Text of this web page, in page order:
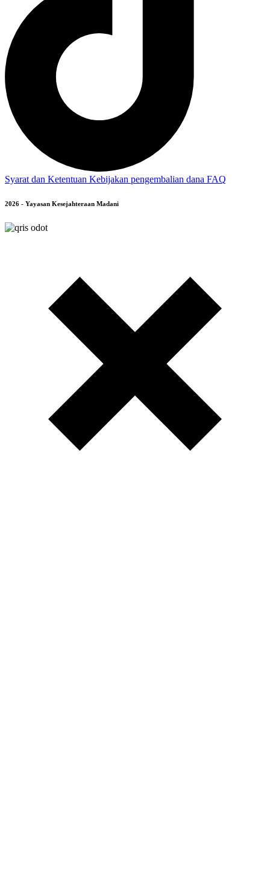
Syarat dan Ketentuan Kebijakan pengembalian dana FAQ
2026 - Yayasan Kesejahteraan Madani